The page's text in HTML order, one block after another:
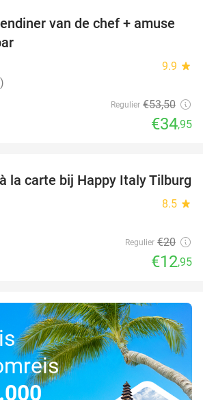
35%
van de chef + amuse
9.9 star
Regulier €53,50
€34,95
35%
la carte bij Happy Italy Tilburg
8.5 star
Regulier €20
€12,95